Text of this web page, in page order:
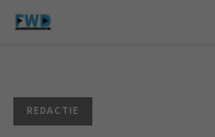
REDACTIE